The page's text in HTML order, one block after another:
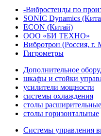
-Вибростенды по
SONIC Dynamics
ECON (Китай)
ООО «БИ ТЕХНО»
Вибротрон (Россия, г.
Гигрометры
Дополнительное
шкафы и стойки
усилители мощности
системы охлаждения
столы расширительные
столы горизонтальные
Системы управления